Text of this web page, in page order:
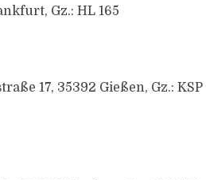
Gz.: HL 165
17, 35392 Gießen, Gz.: KSP